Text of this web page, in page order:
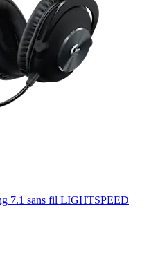
7.1 sans fil LIGHTSPEED